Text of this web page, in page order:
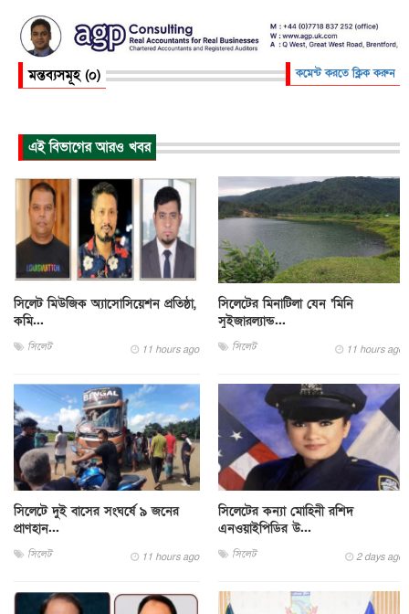
মন্তব্যসমূহ (০) কমেন্ট করতে ক্লিক করুন
এই বিভাগের আরও খবর
সিলেট মিউজিক অ্যাসোসিয়েশন প্রতিষ্ঠা,
কমি...
সিলেট 11 hours ago
সিলেটের মিনাটিলা যেন ‘মিনি
সুইজারল্যান্ড...
সিলেট 11 hours ago
সিলেটে দুই বাসের সংঘর্ষে ৯ জনের
প্রাণহান...
সিলেট 11 hours ago
সিলেটের কন্যা মোহিনী রশিদ
এনওয়াইপিডির উ...
সিলেট 2 days ago